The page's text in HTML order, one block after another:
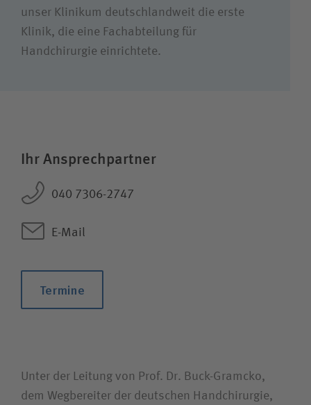
Über uns
Ich bin
Besucherin / Besucher
unser Klinikum deutschland­weit die erste
Klinik, die eine Fach­abteilung für
Handchirurgie einrichtete.
Ihr Ansprechpartner
040 7306-2747
E-Mail
Termine
Unter der Leitung von Prof. Dr. Buck-Gramcko,
dem Wegbereiter der deutschen Handchirurgie,